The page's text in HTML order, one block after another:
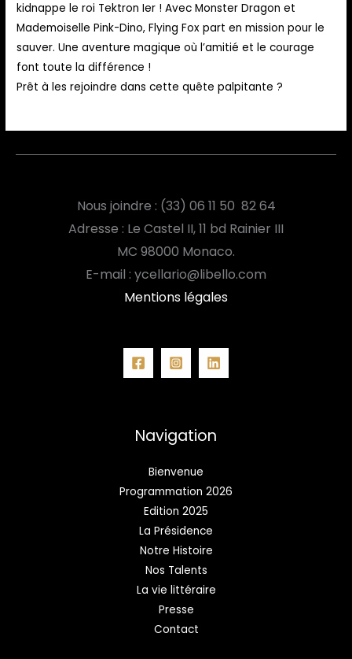
kidnappe le roi Tektron Ier ! Avec Monster Dragon et
Mademoiselle Pink-Dino, Flying Fox part en mission pour le
sauver. Une aventure magique où l’amitié et le courage
font toute la différence !
Prêt à les rejoindre dans cette quête palpitante ?
Nous joindre : (33) 06 11 50 82 64
Adresse : Le Castel II, 11 bd Rainier III
MC 98000 Monaco.
E-mail : ycellario@libello.com
Mentions légales
Navigation
Bienvenue
Programmation 2026
Edition 2025
La Présidence
Notre Histoire
Nos Talents
La vie littéraire
Presse
Contact